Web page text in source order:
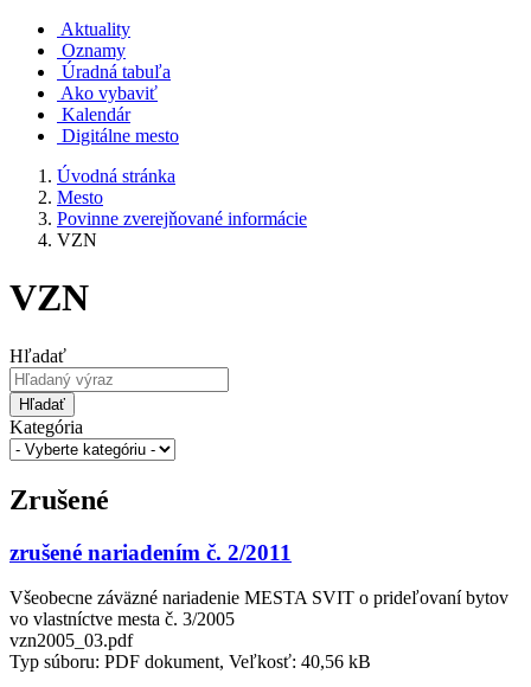
Aktuality
Oznamy
Úradná tabuľa
Ako vybaviť
Kalendár
Digitálne mesto
Úvodná stránka
Mesto
Povinne zverejňované informácie
VZN
VZN
Hľadať
Hľadať
Kategória
Zrušené
zrušené nariadením č. 2/2011
Všeobecne záväzné nariadenie MESTA SVIT o prideľovaní bytov
vo vlastníctve mesta č. 3/2005
vzn2005_03.pdf
Typ súboru: PDF dokument, Veľkosť: 40,56 kB